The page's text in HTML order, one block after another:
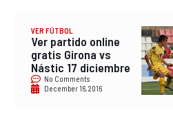
VER FÚTBOL
Ver partido online
gratis Girona vs
Nástic 17 diciembre
No Comments
December 16, 2016